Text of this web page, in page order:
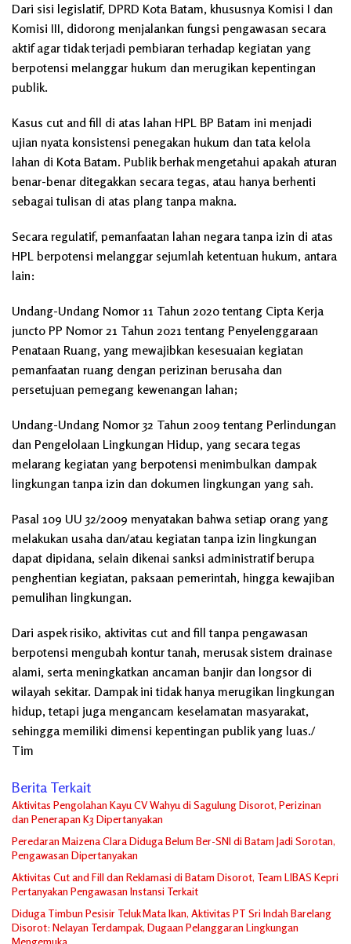
Dari sisi legislatif, DPRD Kota Batam, khususnya Komisi I dan
Komisi III, didorong menjalankan fungsi pengawasan secara
aktif agar tidak terjadi pembiaran terhadap kegiatan yang
berpotensi melanggar hukum dan merugikan kepentingan
publik.
Kasus cut and fill di atas lahan HPL BP Batam ini menjadi
ujian nyata konsistensi penegakan hukum dan tata kelola
lahan di Kota Batam. Publik berhak mengetahui apakah aturan
benar-benar ditegakkan secara tegas, atau hanya berhenti
sebagai tulisan di atas plang tanpa makna.
Secara regulatif, pemanfaatan lahan negara tanpa izin di atas
HPL berpotensi melanggar sejumlah ketentuan hukum, antara
lain:
Undang-Undang Nomor 11 Tahun 2020 tentang Cipta Kerja
juncto PP Nomor 21 Tahun 2021 tentang Penyelenggaraan
Penataan Ruang, yang mewajibkan kesesuaian kegiatan
pemanfaatan ruang dengan perizinan berusaha dan
persetujuan pemegang kewenangan lahan;
Undang-Undang Nomor 32 Tahun 2009 tentang Perlindungan
dan Pengelolaan Lingkungan Hidup, yang secara tegas
melarang kegiatan yang berpotensi menimbulkan dampak
lingkungan tanpa izin dan dokumen lingkungan yang sah.
Pasal 109 UU 32/2009 menyatakan bahwa setiap orang yang
melakukan usaha dan/atau kegiatan tanpa izin lingkungan
dapat dipidana, selain dikenai sanksi administratif berupa
penghentian kegiatan, paksaan pemerintah, hingga kewajiban
pemulihan lingkungan.
Dari aspek risiko, aktivitas cut and fill tanpa pengawasan
berpotensi mengubah kontur tanah, merusak sistem drainase
alami, serta meningkatkan ancaman banjir dan longsor di
wilayah sekitar. Dampak ini tidak hanya merugikan lingkungan
hidup, tetapi juga mengancam keselamatan masyarakat,
sehingga memiliki dimensi kepentingan publik yang luas./
Tim
Berita Terkait
Aktivitas Pengolahan Kayu CV Wahyu di Sagulung Disorot, Perizinan
dan Penerapan K3 Dipertanyakan
Peredaran Maizena Clara Diduga Belum Ber-SNI di Batam Jadi Sorotan,
Pengawasan Dipertanyakan
Aktivitas Cut and Fill dan Reklamasi di Batam Disorot, Team LIBAS Kepri
Pertanyakan Pengawasan Instansi Terkait
Diduga Timbun Pesisir Teluk Mata Ikan, Aktivitas PT Sri Indah Barelang
Disorot: Nelayan Terdampak, Dugaan Pelanggaran Lingkungan